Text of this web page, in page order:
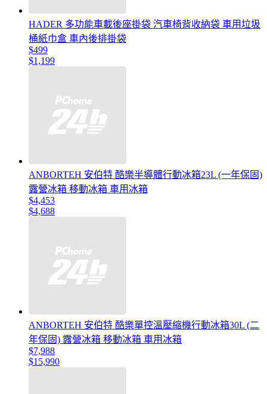
HADER 多功能車載後座掛袋 汽車椅背收納袋 車用垃圾
桶紙巾盒 車內後排掛袋
$499
$1,199
ANBORTEH 安伯特 酷樂半導體行動冰箱23L (一年保固)
露營冰箱 移動冰箱 車用冰箱
$4,453
$4,688
ANBORTEH 安伯特 酷樂單控溫壓縮機行動冰箱30L (二
年保固) 露營冰箱 移動冰箱 車用冰箱
$7,988
$15,990